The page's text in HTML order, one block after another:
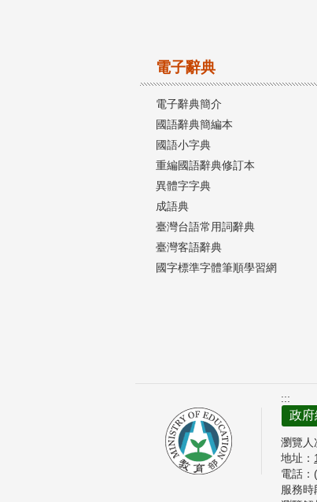
電子辭典
電子辭典簡介
國語辭典簡編本
國語小字典
重編國語辭典修訂本
異體字字典
成語典
臺灣台語常用詞辭典
臺灣客語辭典
國字標準字體筆順學習網
:::
政
瀏覽人
地址：
電話
服務時